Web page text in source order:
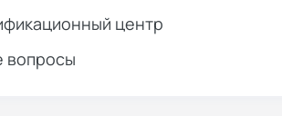
центр
вопросы